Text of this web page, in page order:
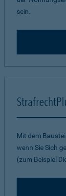
sein.
Mit dem
wenn Sie Sich
(zum Beispiel